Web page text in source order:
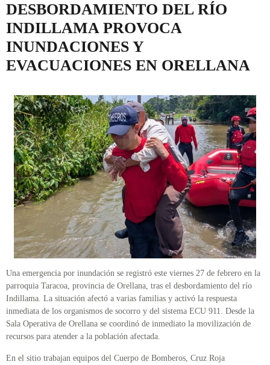
DESBORDAMIENTO DEL RÍO
INDILLAMA PROVOCA
INUNDACIONES Y
EVACUACIONES EN ORELLANA
Una emergencia por inundación se registró este viernes 27 de febrero en la
parroquia Taracoa, provincia de Orellana, tras el desbordamiento del río
Indillama. La situación afectó a varias familias y activó la respuesta
inmediata de los organismos de socorro y del sistema ECU 911. Desde la
Sala Operativa de Orellana se coordinó de inmediato la movilización de
recursos para atender a la población afectada.
En el sitio trabajan equipos del Cuerpo de Bomberos, Cruz Roja